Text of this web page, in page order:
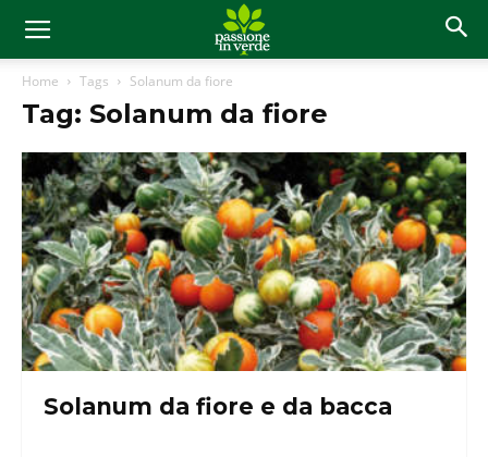
Home Tags Solanum da fiore
Tag: Solanum da fiore
Solanum da fiore e da bacca